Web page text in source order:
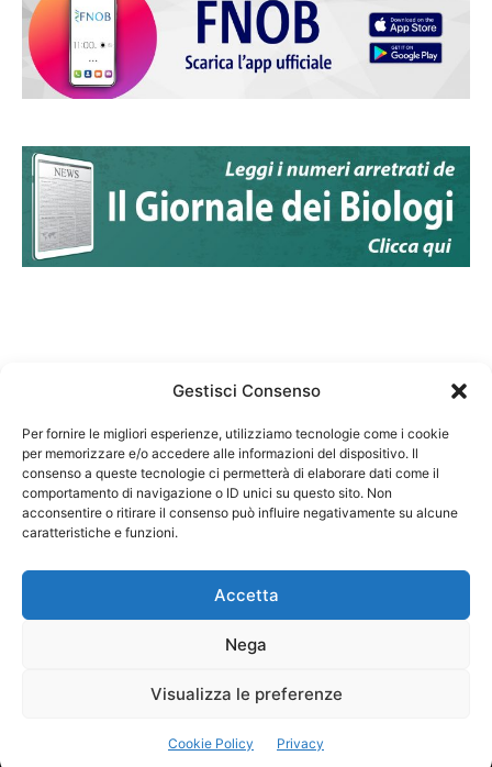
Gestisci Consenso
Per fornire le migliori esperienze, utilizziamo tecnologie come i cookie
per memorizzare e/o accedere alle informazioni del dispositivo. Il
consenso a queste tecnologie ci permetterà di elaborare dati come il
comportamento di navigazione o ID unici su questo sito. Non
acconsentire o ritirare il consenso può influire negativamente su alcune
caratteristiche e funzioni.
Accetta
Nega
Visualizza le preferenze
Cookie Policy Privacy
Federazione Nazionale Degli Ordini dei Biologi:
codice fiscale 80069130583
Responsabile sito internet www.fnob.it: Vincenzo
Privacy Policy Cookie Policy
Rights Reserved.